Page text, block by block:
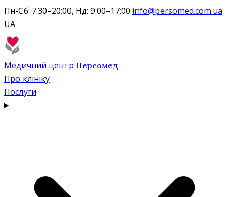
Пн-Сб: 7:30–20:00, Нд: 9:00–17:00 info@persomed.com.ua
UA
Медичний центр Персомед
Про клініку
Послуги